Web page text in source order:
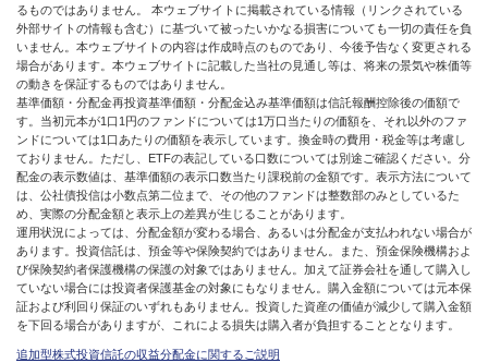
るものではありません。 本ウェブサイトに掲載されている情報（リンクされている
外部サイトの情報も含む）に基づいて被ったいかなる損害についても一切の責任を負
いません。本ウェブサイトの内容は作成時点のものであり、今後予告なく変更される
場合があります。本ウェブサイトに記載した当社の見通し等は、将来の景気や株価等
の動きを保証するものではありません。
基準価額・分配金再投資基準価額・分配金込み基準価額は信託報酬控除後の価額で
す。当初元本が1口1円のファンドについては1万口当たりの価額を、それ以外のファ
ンドについては1口あたりの価額を表示しています。換金時の費用・税金等は考慮し
ておりません。ただし、ETFの表記している口数については別途ご確認ください。分
配金の表示数値は、基準価額の表示口数当たり課税前の金額です。表示方法について
は、公社債投信は小数点第二位まで、その他のファンドは整数部のみとしているた
め、実際の分配金額と表示上の差異が生じることがあります。
運用状況によっては、分配金額が変わる場合、あるいは分配金が支払われない場合が
あります。投資信託は、預金等や保険契約ではありません。また、預金保険機構およ
び保険契約者保護機構の保護の対象ではありません。加えて証券会社を通して購入し
ていない場合には投資者保護基金の対象にもなりません。購入金額については元本保
証および利回り保証のいずれもありません。投資した資産の価値が減少して購入金額
を下回る場合がありますが、これによる損失は購入者が負担することとなります。
追加型株式投資信託の収益分配金に関するご説明